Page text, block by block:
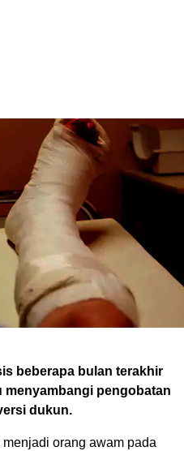
beberapa bulan terakhir
menyambangi pengobatan
dukun.
orang awam pada